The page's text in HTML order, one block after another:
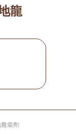
龍
瘍劑